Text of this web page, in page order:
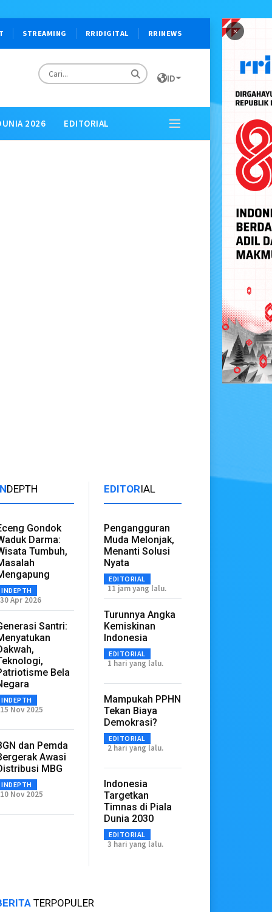
×
STREAMING RRIDIGITAL RRINEWS
ID
2026 EDITORIAL
DEPTH
Gondok
Darma:
Tumbuh,
INDEPTH
30 Apr 2026
Santri:
Bela
INDEPTH
15 Nov 2025
dan Pemda
Awasi
MBG
INDEPTH
10 Nov 2025
EDITORIAL
Pengangguran
Muda Melonjak,
Menanti Solusi
Nyata
EDITORIAL
11 jam yang lalu.
Turunnya Angka
Kemiskinan
Indonesia
EDITORIAL
1 hari yang lalu.
Mampukah PPHN
Tekan Biaya
Demokrasi?
EDITORIAL
2 hari yang lalu.
Indonesia
Targetkan
Timnas di Piala
Dunia 2030
EDITORIAL
3 hari yang lalu.
TERPOPULER